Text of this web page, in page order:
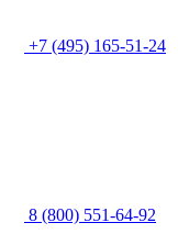
+7 (495) 165-51-24
8 (800) 551-64-92